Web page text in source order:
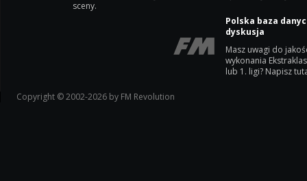
sceny.
Polska baza
dyskusja
Masz uwagi do
wykonania
lub 1. ligi? Napisz
Copyright © 2002-2026 by FM Revolution